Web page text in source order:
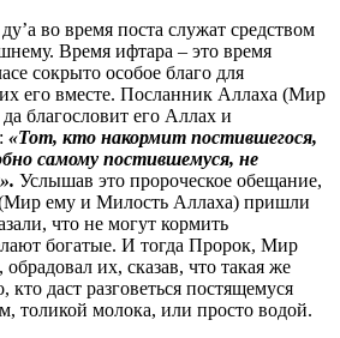
во время поста служат средством
Время ифтара – это время
сокрыто особое благо для
его вместе. Посланник Аллаха (Мир
благословит его Аллах и
«Тот, кто накормит постившегося,
самому постившемуся, не
Услышав это пророческое обещание,
ему и Милость Аллаха) пришли
что не могут кормить
богатые. И тогда Пророк, Мир
их, сказав, что такая же
кто даст разговеться постящемуся
толикой молока, или просто водой.